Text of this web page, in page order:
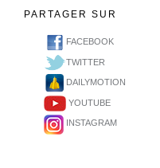
PARTAGER SUR
FACEBOOK
TWITTER
DAILYMOTION
YOUTUBE
INSTAGRAM